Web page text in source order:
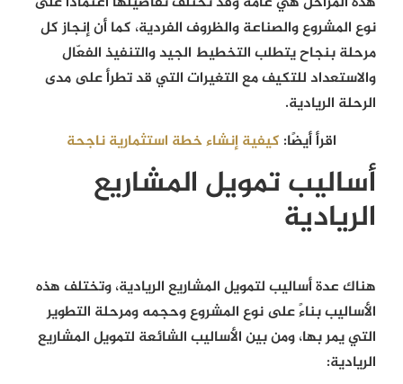
نوع المشروع والصناعة والظروف الفردية، كما أن إنجاز كل
مرحلة بنجاح يتطلب التخطيط الجيد والتنفيذ الفعّال
والاستعداد للتكيف مع التغيرات التي قد تطرأ على مدى
الرحلة الريادية.
اقرأ أيضًا: كيفية إنشاء خطة استثمارية ناجحة
أساليب تمويل المشاريع
الريادية
هناك عدة أساليب لتمويل المشاريع الريادية، وتختلف هذه
الأساليب بناءً على نوع المشروع وحجمه ومرحلة التطوير
التي يمر بها، ومن بين الأساليب الشائعة لتمويل المشاريع
الريادية: